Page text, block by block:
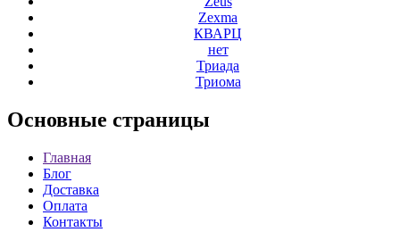
Zexma
КВАРЦ
нет
Триада
Триома
Основные страницы
Главная
Блог
Доставка
Оплата
Контакты